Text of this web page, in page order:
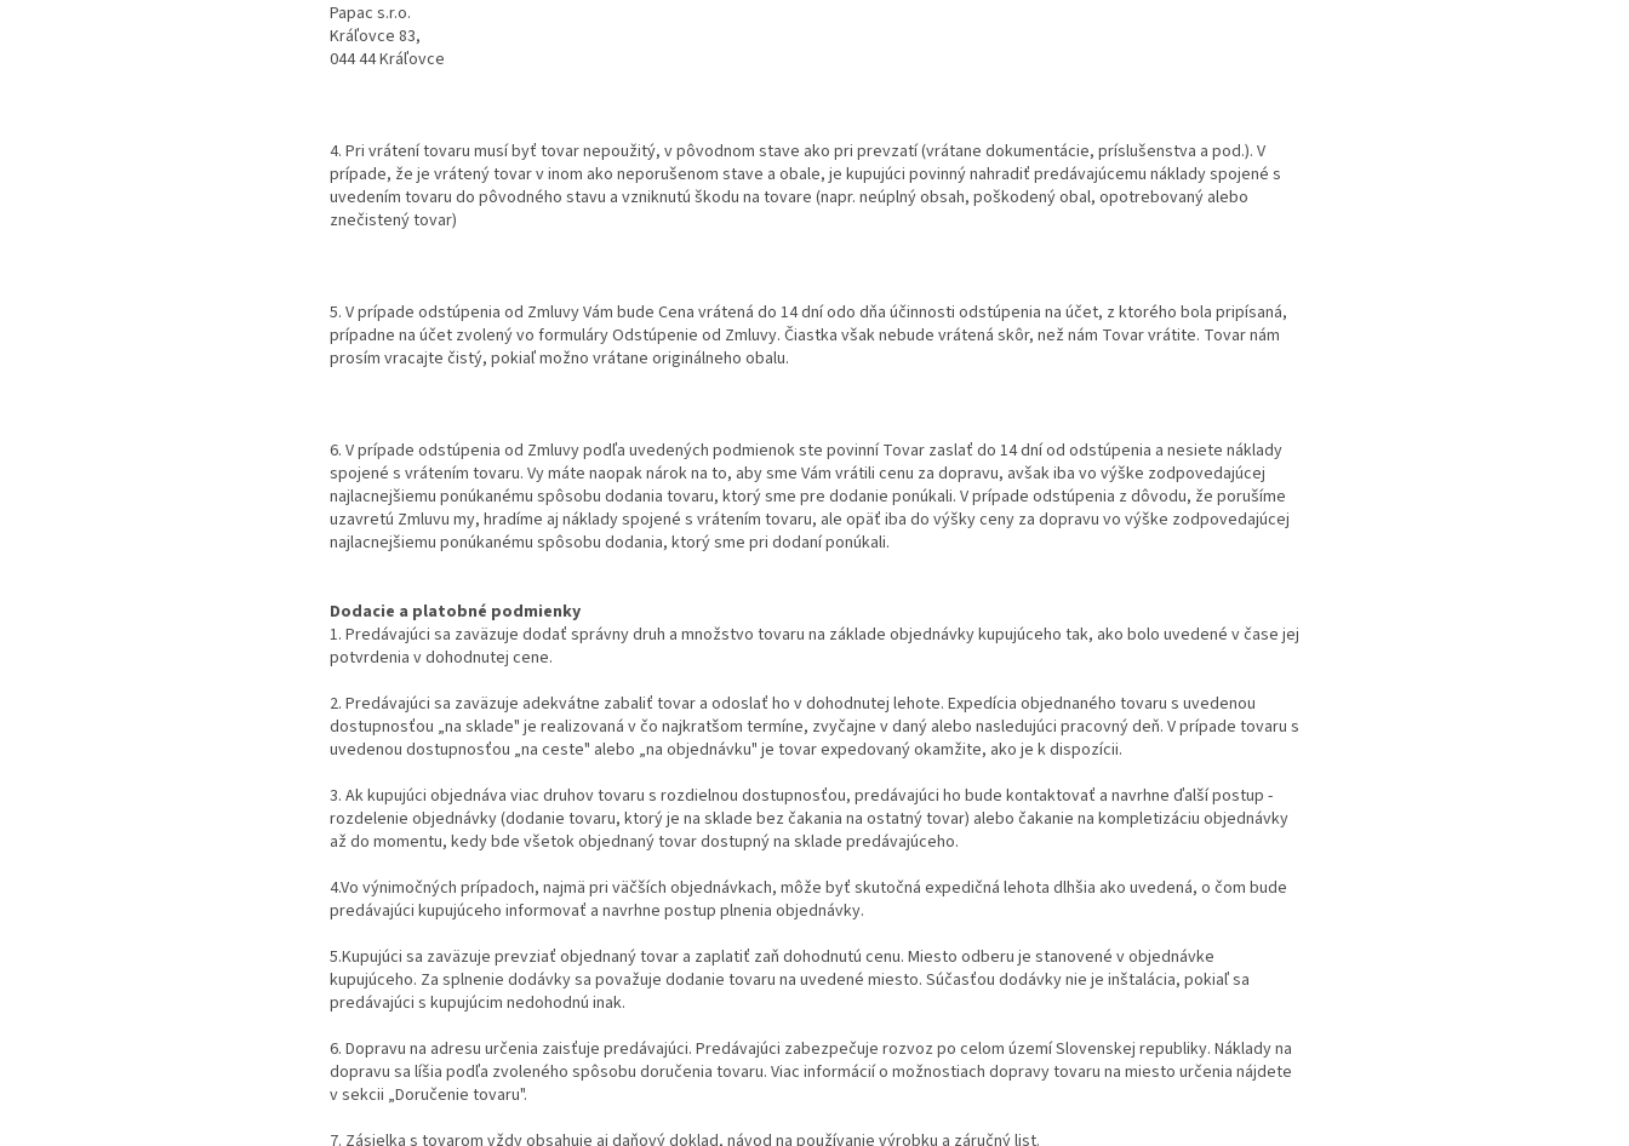
Papac s.r.o.
Kráľovce 83,
044 44 Kráľovce
4. Pri vrátení tovaru musí byť tovar nepoužitý, v pôvodnom stave ako pri prevzatí (vrátane dokumentácie, príslušenstva a pod.). V
prípade, že je vrátený tovar v inom ako neporušenom stave a obale, je kupujúci povinný nahradiť predávajúcemu náklady spojené s
uvedením tovaru do pôvodného stavu a vzniknutú škodu na tovare (napr. neúplný obsah, poškodený obal, opotrebovaný alebo
znečistený tovar)
5. V prípade odstúpenia od Zmluvy Vám bude Cena vrátená do 14 dní odo dňa účinnosti odstúpenia na účet, z ktorého bola pripísaná,
prípadne na účet zvolený vo formuláry Odstúpenie od Zmluvy. Čiastka však nebude vrátená skôr, než nám Tovar vrátite. Tovar nám
prosím vracajte čistý, pokiaľ možno vrátane originálneho obalu.
6. V prípade odstúpenia od Zmluvy podľa uvedených podmienok ste povinní Tovar zaslať do 14 dní od odstúpenia a nesiete náklady
spojené s vrátením tovaru. Vy máte naopak nárok na to, aby sme Vám vrátili cenu za dopravu, avšak iba vo výške zodpovedajúcej
najlacnejšiemu ponúkanému spôsobu dodania tovaru, ktorý sme pre dodanie ponúkali. V prípade odstúpenia z dôvodu, že porušíme
uzavretú Zmluvu my, hradíme aj náklady spojené s vrátením tovaru, ale opäť iba do výšky ceny za dopravu vo výške zodpovedajúcej
najlacnejšiemu ponúkanému spôsobu dodania, ktorý sme pri dodaní ponúkali.
Dodacie a platobné podmienky
1. Predávajúci sa zaväzuje dodať správny druh a množstvo tovaru na základe objednávky kupujúceho tak, ako bolo uvedené v čase jej
potvrdenia v dohodnutej cene.
2. Predávajúci sa zaväzuje adekvátne zabaliť tovar a odoslať ho v dohodnutej lehote. Expedícia objednaného tovaru s uvedenou
dostupnosťou „na sklade" je realizovaná v čo najkratšom termíne, zvyčajne v daný alebo nasledujúci pracovný deň. V prípade tovaru s
uvedenou dostupnosťou „na ceste" alebo „na objednávku" je tovar expedovaný okamžite, ako je k dispozícii.
3. Ak kupujúci objednáva viac druhov tovaru s rozdielnou dostupnosťou, predávajúci ho bude kontaktovať a navrhne ďalší postup -
rozdelenie objednávky (dodanie tovaru, ktorý je na sklade bez čakania na ostatný tovar) alebo čakanie na kompletizáciu objednávky
až do momentu, kedy bde všetok objednaný tovar dostupný na sklade predávajúceho.
4.Vo výnimočných prípadoch, najmä pri väčších objednávkach, môže byť skutočná expedičná lehota dlhšia ako uvedená, o čom bude
predávajúci kupujúceho informovať a navrhne postup plnenia objednávky.
5.Kupujúci sa zaväzuje prevziať objednaný tovar a zaplatiť zaň dohodnutú cenu. Miesto odberu je stanovené v objednávke
kupujúceho. Za splnenie dodávky sa považuje dodanie tovaru na uvedené miesto. Súčasťou dodávky nie je inštalácia, pokiaľ sa
predávajúci s kupujúcim nedohodnú inak.
6. Dopravu na adresu určenia zaisťuje predávajúci. Predávajúci zabezpečuje rozvoz po celom území Slovenskej republiky. Náklady na
dopravu sa líšia podľa zvoleného spôsobu doručenia tovaru. Viac informácií o možnostiach dopravy tovaru na miesto určenia nájdete
v sekcii „Doručenie tovaru".